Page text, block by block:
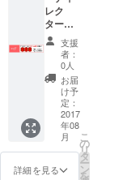
ベント
後、支
援者様
宛に発
送、プ
レゼン
トいた
しま
す。
レク
ター
コー
ス」 や
ぐらス
テージ
に「ヲ
タネー
ム提
灯」を
掲出！
※ご支援
決定の
支援
者：
0人
お届
け予
定：
2017
年08
月
詳細を見る
こ
の
リ
タ
ー
ン
を